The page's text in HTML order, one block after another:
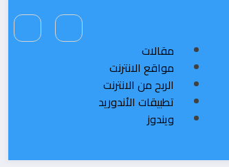
مقالات
مواقع الانترنت
الربح من الانترنت
تطبيقات الأندوريد
ويندوز